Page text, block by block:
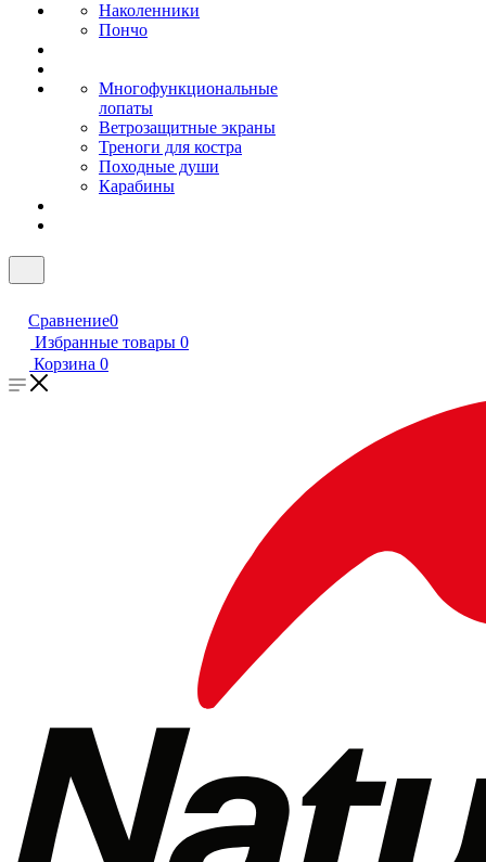
Наколенники
Пончо
Многофункциональные
лопаты
Ветрозащитные экраны
Треноги для костра
Походные души
Карабины
Сравнение0
Избранные товары 0
Корзина 0